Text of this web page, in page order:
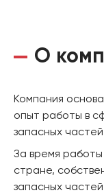
О
Компания
опыт работы в
запасных
За время
стране,
запасных